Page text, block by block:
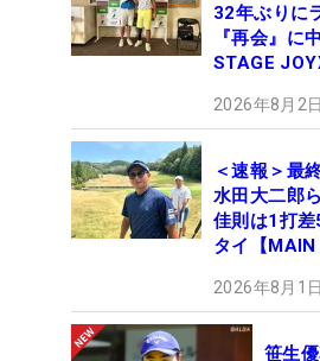
32年ぶりに
『再会』に
STAGE
2026年8月2
＜速報＞最
水田大二郎
佳則は1打
タイ【
2026年8月1
笹生